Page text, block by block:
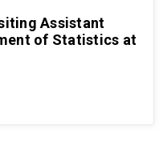
Assistant
of Statistics at